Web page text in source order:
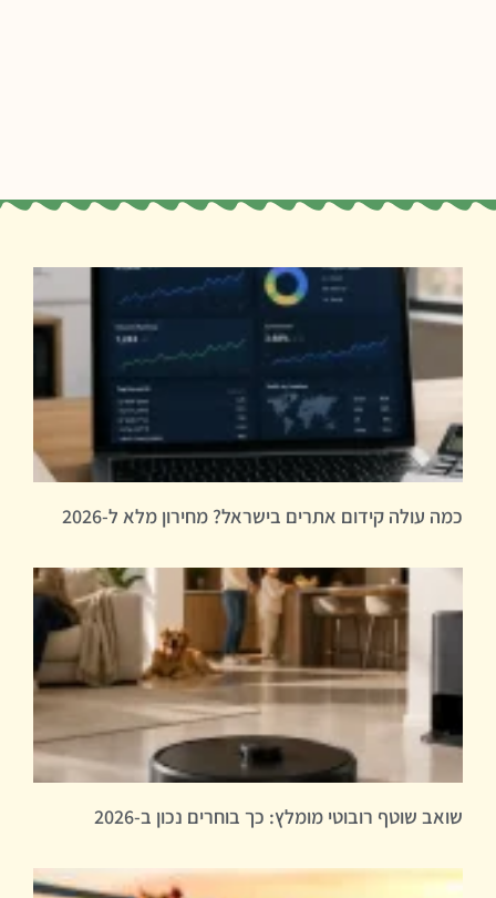
כמה עולה קידום אתרים בישראל? מחירון מלא ל-2026
שואב שוטף רובוטי מומלץ: כך בוחרים נכון ב-2026